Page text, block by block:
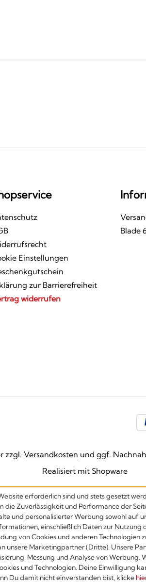
Einstellungen
zur Barrierefreiheit
widerrufen
Blade
zzgl. Versandkosten und ggf.
Realisiert mit Shopware
erforderlich sind und stets gesetzt
die Zuverlässigkeit und Performance der
und personalisierter Werbung sowohl auf
einschließlich Daten zur Nutzung
von Cookies und anderen Technologien
unsere Marketingpartner (Dritte). Unsere
Messung und Analyse von Werbung.
und Technologien. Deine Einwilligung
Du damit nicht einverstanden bist, klicke